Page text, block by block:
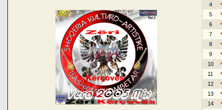
4
5
6
7
8
9
10
11
12
13
14